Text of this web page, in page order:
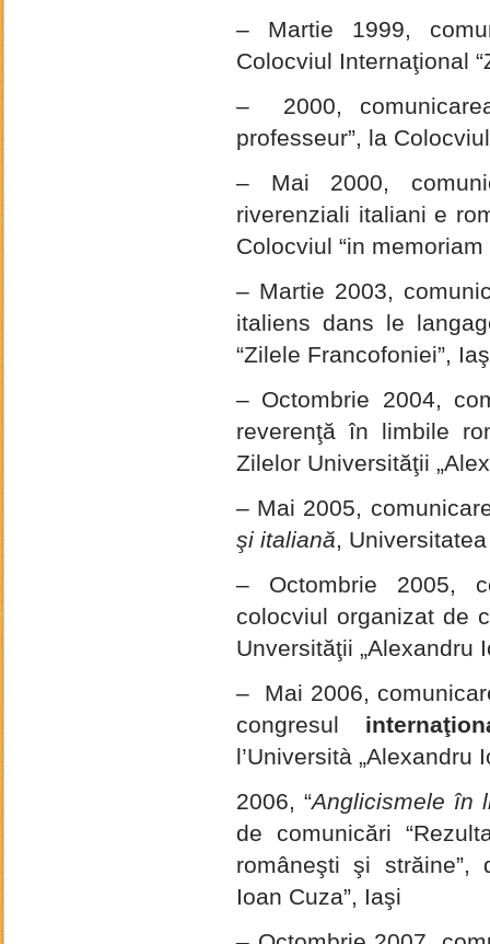
– Martie 1999,
Colocviul Internaţional
– 2000,
professeur”, la
– Mai 2000,
riverenziali italiani e
Colocviul “in
– Martie 2003,
italiens dans le
“Zilele Francofoniei”,
– Octombrie 2004,
reverenţă în limbile
Zilelor Universităţii
– Mai 2005,
şi italiană,
– Octombrie 2005,
colocviul organizat de
Unversităţii „Alexandru
– Mai 2006,
congresul
l’Università „Alexandru
2006, “Anglicismele în
de comunicări
româneşti şi străine”,
Ioan Cuza”, Iaşi